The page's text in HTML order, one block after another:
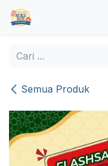
Skip ke Konten
Semua Produk